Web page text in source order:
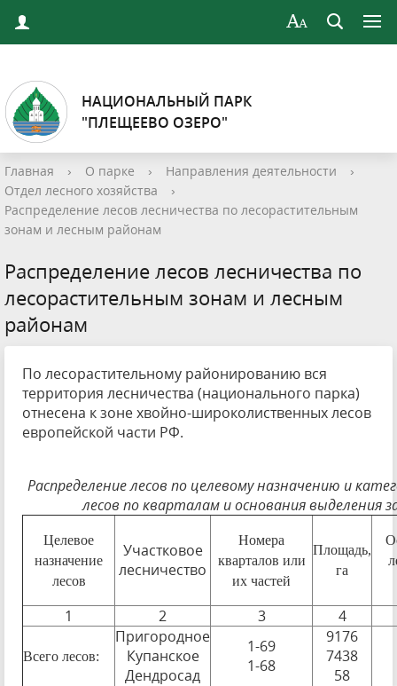
НАЦИОНАЛЬНЫЙ ПАРК
"ПЛЕЩЕЕВО ОЗЕРО"
Главная › О парке › Направления деятельности
›
Отдел лесного хозяйства
›
Распределение лесов лесничества по лесорастительным
зонам и лесным районам
Распределение лесов лесничества по
лесорастительным зонам и лесным
районам
По лесорастительному районированию вся
территория лесничества (национального парка)
отнесена к зоне хвойно-широколиственных лесов
европейской части РФ.
Распределение лесов по целевому назначению и
лесов по кварталам и основания выделения
Целевое
назначение
лесов
Участковое
лесничество
Номера
кварталов или
их частей
Площадь,
га
1 2 3 4
Всего лесов:
Пригородное
Купанское
Дендросад
1-69
1-68
9176
7438
58